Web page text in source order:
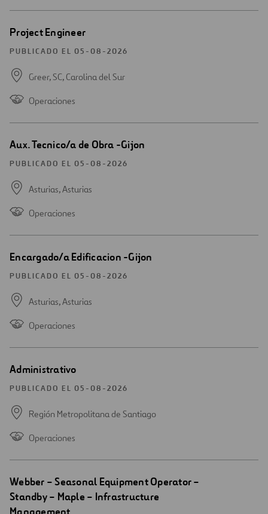
Abrir
nueva
Project Engineer
PUBLICADO EL 05-08-2026
Greer, SC, Carolina del Sur
Operaciones
Abrir
nueva
Aux. Tecnico/a de Obra -Gijon
PUBLICADO EL 05-08-2026
Asturias,Asturias
Operaciones
Abrir
nueva
Encargado/a Edificacion -Gijon
PUBLICADO EL 05-08-2026
Asturias,Asturias
Operaciones
Abrir
nueva
Administrativo
PUBLICADO EL 05-08-2026
Región Metropolitana de Santiago
Operaciones
Abrir
nueva
ventana
Webber – Seasonal Equipment Operator –
Standby – Maple – Infrastructure